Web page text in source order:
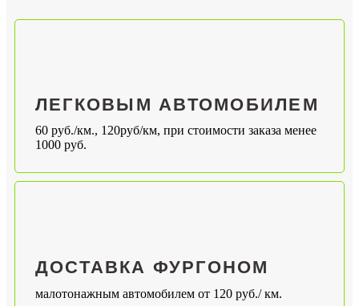
ЛЕГКОВЫМ АВТОМОБИЛЕМ
60 руб./км., 120руб/км, при стоимости заказа менее
1000 руб.
ДОСТАВКА ФУРГОНОМ
малотонажным автомобилем от 120 руб./ км.